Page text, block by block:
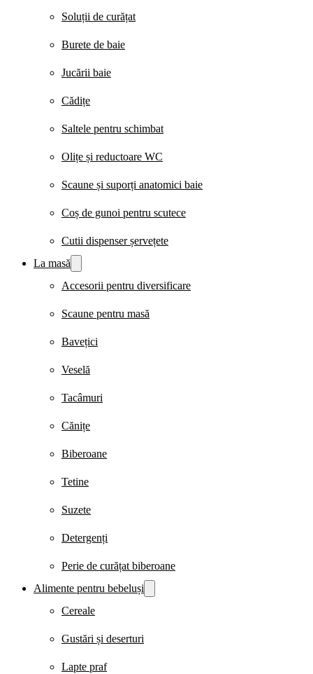
Soluții de curățat
Burete de baie
Jucării baie
Cădițe
Saltele pentru schimbat
Olițe și reductoare WC
Scaune și suporți anatomici baie
Coș de gunoi pentru scutece
Cutii dispenser șervețete
La masă
Accesorii pentru diversificare
Scaune pentru masă
Bavețici
Veselă
Tacâmuri
Cănițe
Biberoane
Tetine
Suzete
Detergenți
Perie de curățat biberoane
Alimente pentru bebeluși
Cereale
Gustări și deserturi
Lapte praf